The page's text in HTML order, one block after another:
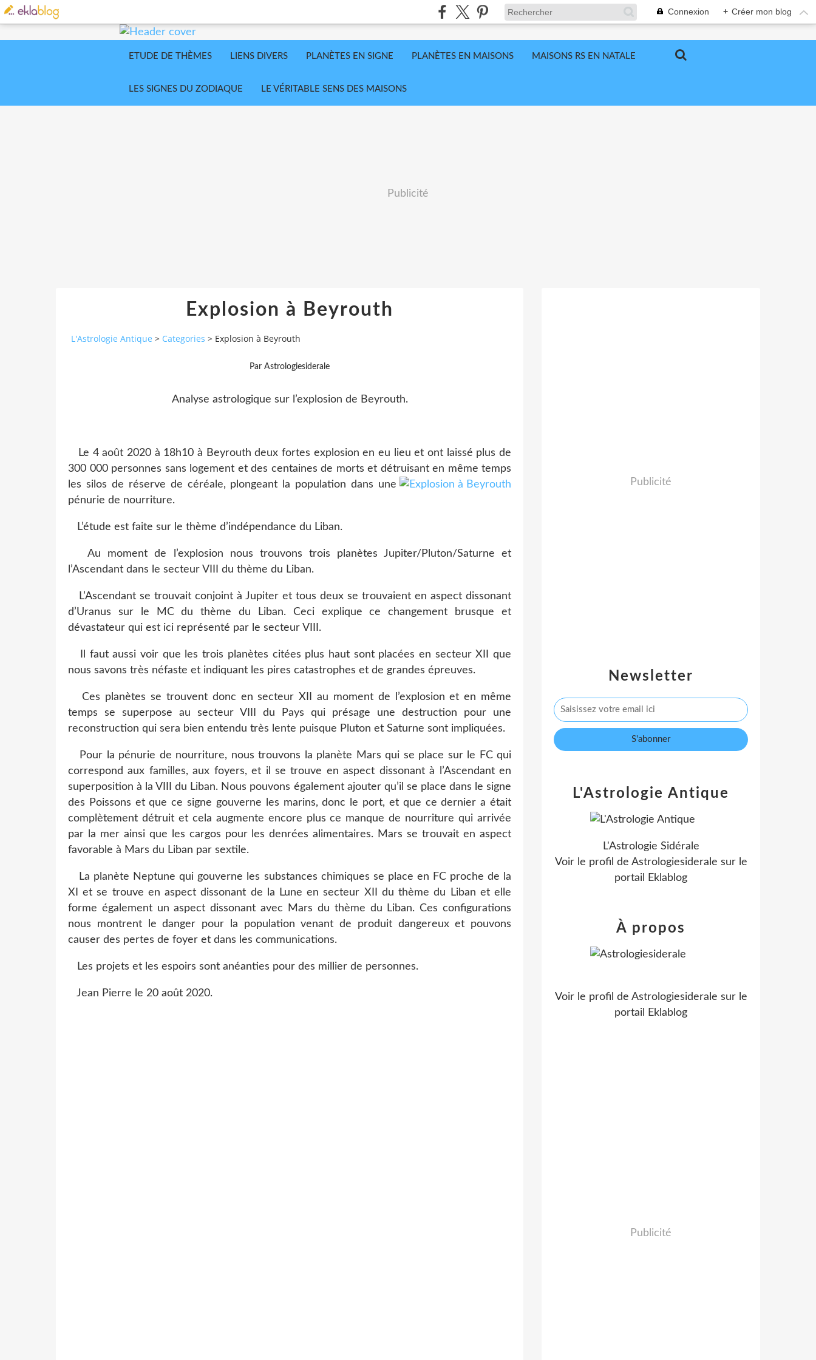
Connexion + Créer mon blog
ETUDE DE THÈMES LIENS DIVERS PLANÈTES EN SIGNE PLANÈTES EN MAISONS MAISONS RS EN NATALE
LES SIGNES DU ZODIAQUE LE VÉRITABLE SENS DES MAISONS
Publicité
Explosion à Beyrouth
L'Astrologie Antique > Categories > Explosion à Beyrouth
Par Astrologiesiderale
Analyse astrologique sur l’explosion de Beyrouth.
Le 4 août 2020 à 18h10 à Beyrouth deux fortes explosion en eu lieu et ont laissé plus de
300 000 personnes sans logement et des centaines de morts et détruisant en même temps
les silos de réserve de céréale, plongeant la population dans une
pénurie de nourriture.
L’étude est faite sur le thème d’indépendance du Liban.
Au moment de l’explosion nous trouvons trois planètes Jupiter/Pluton/Saturne et
l’Ascendant dans le secteur VIII du thème du Liban.
L’Ascendant se trouvait conjoint à Jupiter et tous deux se trouvaient en aspect dissonant
d’Uranus sur le MC du thème du Liban. Ceci explique ce changement brusque et
dévastateur qui est ici représenté par le secteur VIII.
Il faut aussi voir que les trois planètes citées plus haut sont placées en secteur XII que
nous savons très néfaste et indiquant les pires catastrophes et de grandes épreuves.
Ces planètes se trouvent donc en secteur XII au moment de l’explosion et en même
temps se superpose au secteur VIII du Pays qui présage une destruction pour une
reconstruction qui sera bien entendu très lente puisque Pluton et Saturne sont impliquées.
Pour la pénurie de nourriture, nous trouvons la planète Mars qui se place sur le FC qui
correspond aux familles, aux foyers, et il se trouve en aspect dissonant à l’Ascendant en
superposition à la VIII du Liban. Nous pouvons également ajouter qu’il se place dans le signe
des Poissons et que ce signe gouverne les marins, donc le port, et que ce dernier a était
complètement détruit et cela augmente encore plus ce manque de nourriture qui arrivée
par la mer ainsi que les cargos pour les denrées alimentaires. Mars se trouvait en aspect
favorable à Mars du Liban par sextile.
La planète Neptune qui gouverne les substances chimiques se place en FC proche de la
XI et se trouve en aspect dissonant de la Lune en secteur XII du thème du Liban et elle
forme également un aspect dissonant avec Mars du thème du Liban. Ces configurations
nous montrent le danger pour la population venant de produit dangereux et pouvons
causer des pertes de foyer et dans les communications.
Les projets et les espoirs sont anéanties pour des millier de personnes.
Jean Pierre le 20 août 2020.
Newsletter
Publicité
L'Astrologie Antique
L'Astrologie Sidérale
Voir le profil de Astrologiesiderale sur le
portail Eklablog
À propos
Voir le profil de Astrologiesiderale sur le
portail Eklablog
Publicité